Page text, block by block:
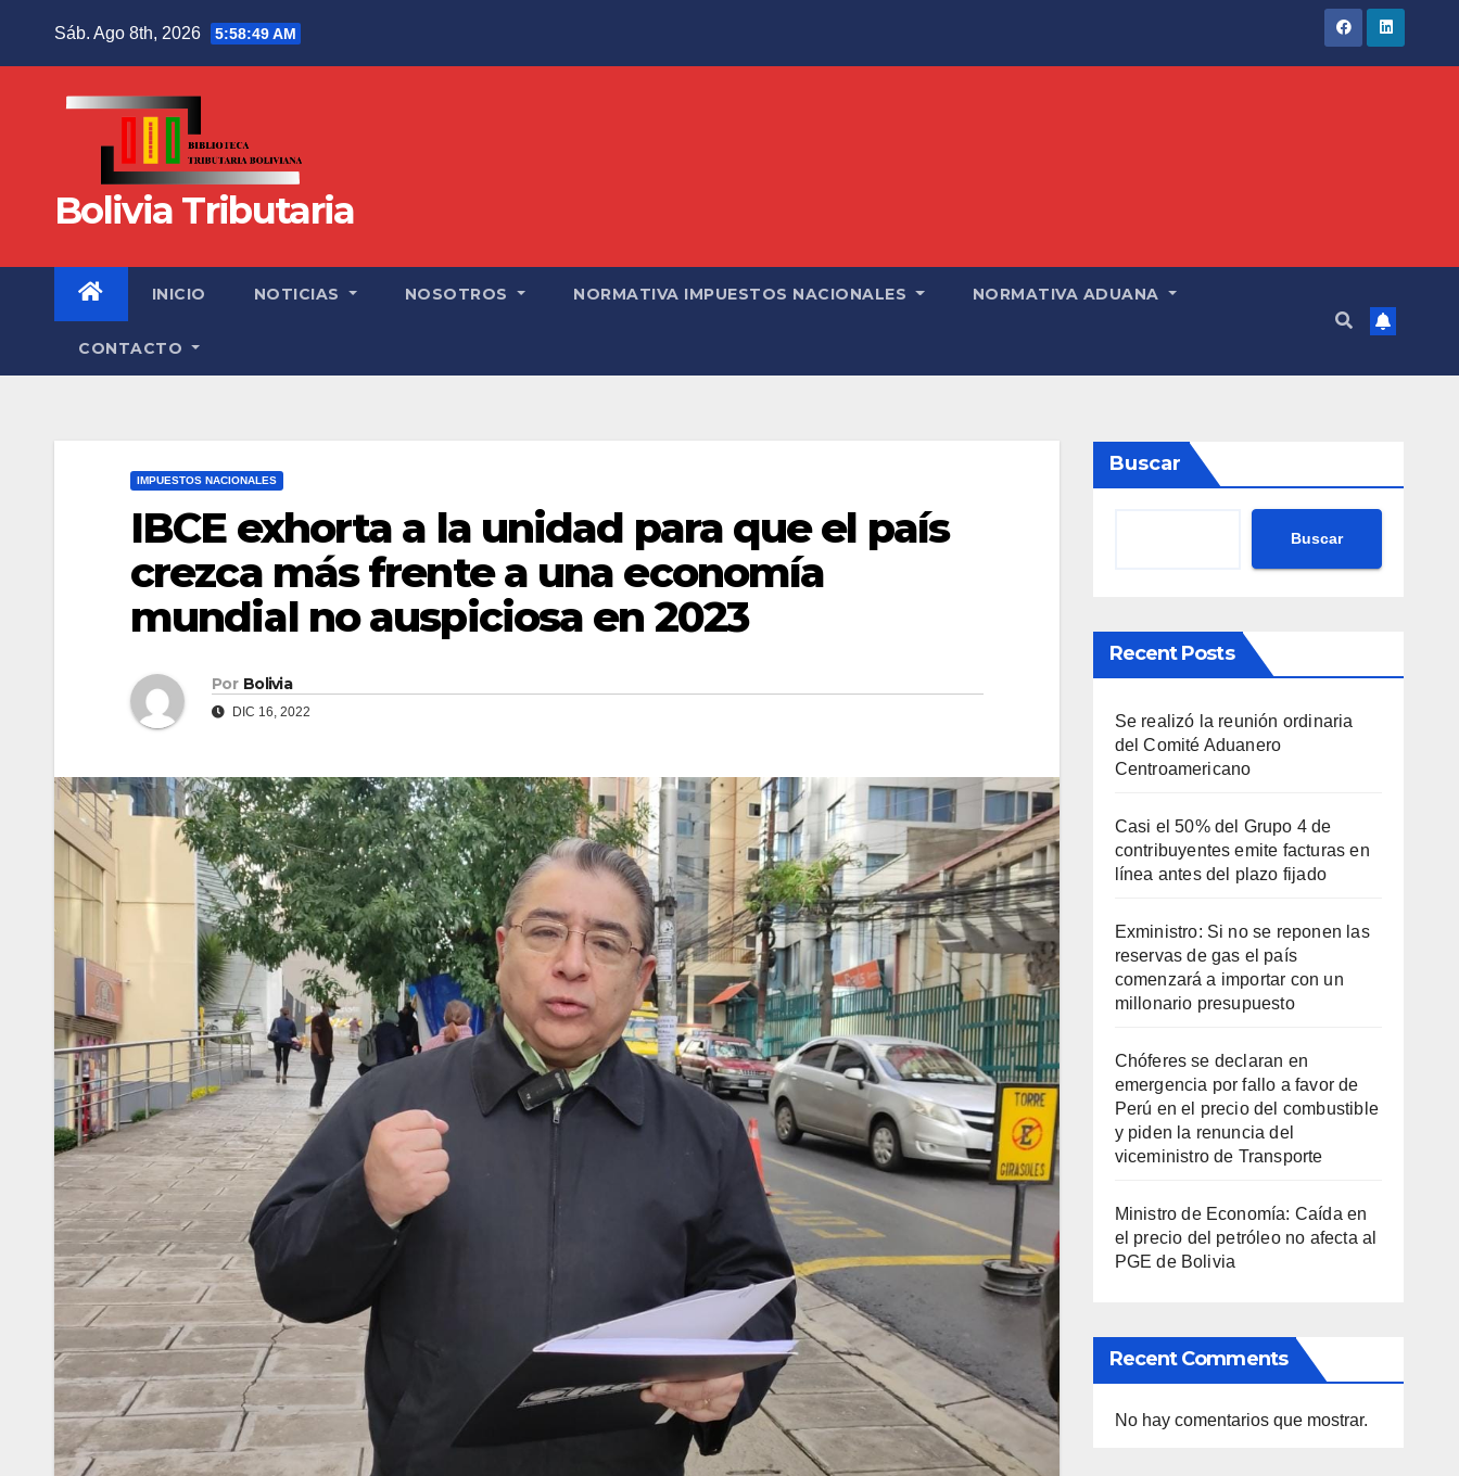
Sáb. Ago 8th, 2026 5:58:50 AM
Bolivia Tributaria
INICIO NOTICIAS NOSOTROS NORMATIVA IMPUESTOS NACIONALES NORMATIVA ADUANA
CONTACTO
IMPUESTOS NACIONALES
IBCE exhorta a la unidad para que el país
crezca más frente a una economía
mundial no auspiciosa en 2023
Por Bolivia
DIC 16, 2022
Buscar
Buscar
Recent Posts
Se realizó la reunión ordinaria
del Comité Aduanero
Centroamericano
Casi el 50% del Grupo 4 de
contribuyentes emite facturas en
línea antes del plazo fijado
Exministro: Si no se reponen las
reservas de gas el país
comenzará a importar con un
millonario presupuesto
Chóferes se declaran en
emergencia por fallo a favor de
Perú en el precio del combustible
y piden la renuncia del
viceministro de Transporte
Ministro de Economía: Caída en
el precio del petróleo no afecta al
PGE de Bolivia
Recent Comments
No hay comentarios que mostrar.